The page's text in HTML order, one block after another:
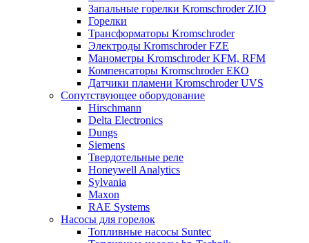
Запальные горелки Kromschroder ZIO
Горелки
Трансформаторы Kromschroder
Электроды Kromschroder FZE
Манометры Kromschroder KFM, RFM
Компенсаторы Kromschroder ЕКО
Датчики пламени Kromschroder UVS
Сопутствующее оборудование
Hirschmann
Delta Electronics
Dungs
Siemens
Твердотельные реле
Honeywell Analytics
Sylvania
Maxon
RAE Systems
Насосы для горелок
Топливные насосы Suntec